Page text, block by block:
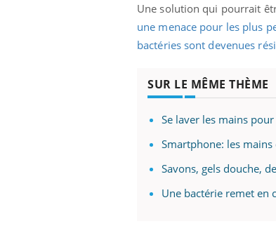
Une solution qui pourrait
une menace pour les plus
bactéries sont devenues
SUR LE MÊME THÈME
Se laver les mains
Smartphone: les
Savons, gels douche,
Une bactérie remet en